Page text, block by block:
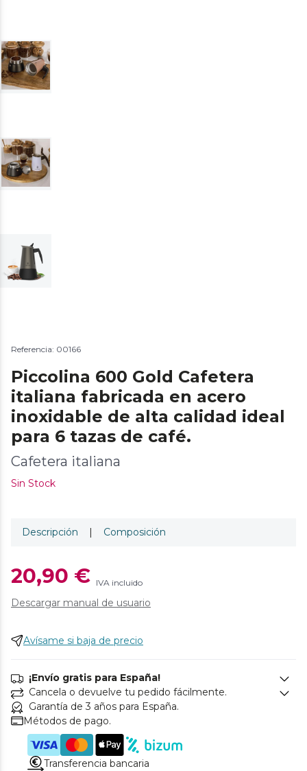
Referencia: 00166
Piccolina 600 Gold Cafetera
italiana fabricada en acero
inoxidable de alta calidad ideal
para 6 tazas de café.
Cafetera italiana
Sin Stock
Descripción | Composición
20,90 € IVA incluido
Descargar manual de usuario
Avísame si baja de precio
¡Envío gratis para España!
Cancela o devuelve tu pedido fácilmente.
Garantía de 3 años para España.
Métodos de pago.
Transferencia bancaria